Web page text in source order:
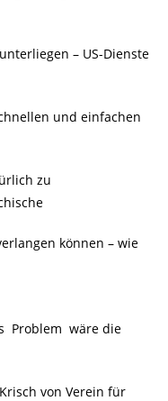
– US-Dienste
und einfachen
zu
können – wie
Problem wäre die
von Verein für